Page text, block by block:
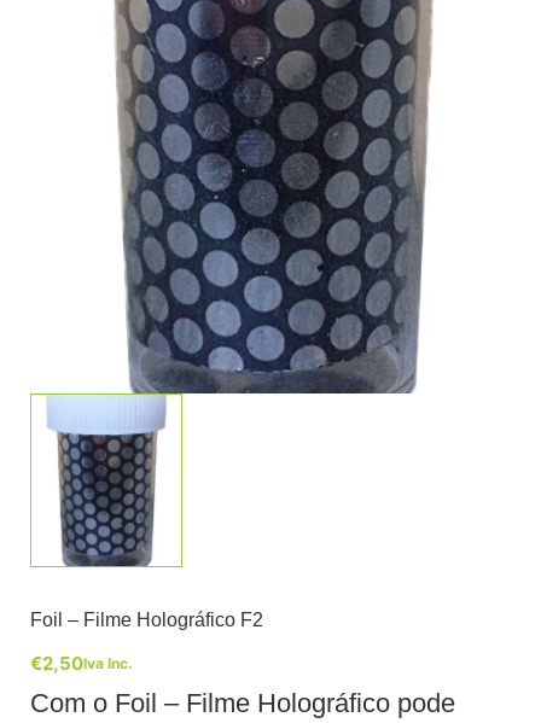
Foil – Filme Holográfico F2
€2,50Iva Inc.
Com o Foil – Filme Holográfico pode